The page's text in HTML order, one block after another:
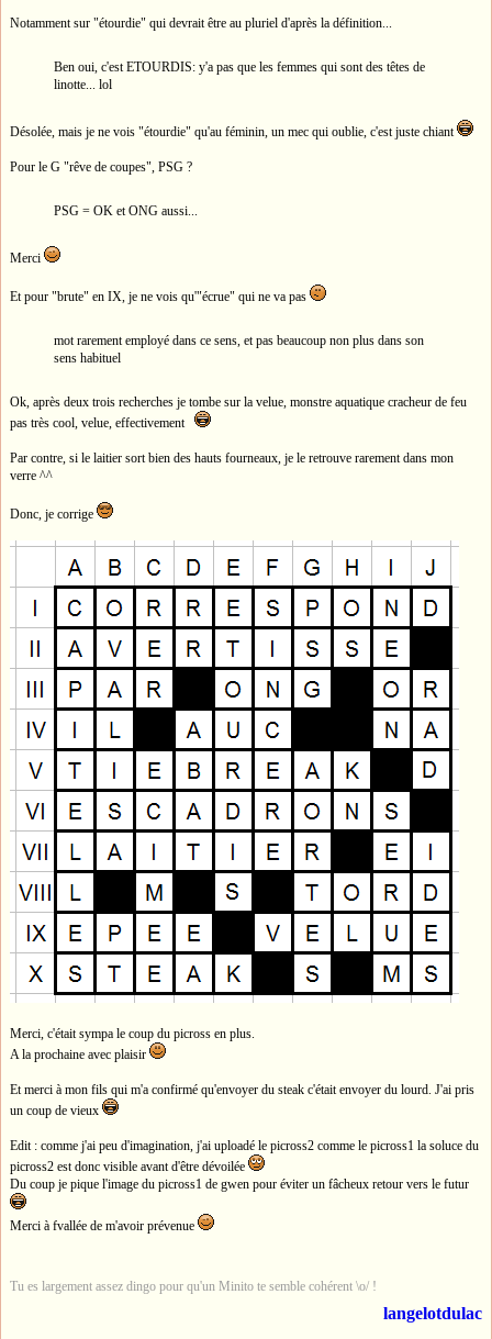
Notamment sur "étourdie" qui devrait être au pluriel d'après la définition...
Ben oui, c'est ETOURDIS: y'a pas que les femmes qui sont des têtes de
linotte... lol
Désolée, mais je ne vois "étourdie" qu'au féminin, un mec qui oublie, c'est juste chiant
Pour le G "rêve de coupes", PSG ?
PSG = OK et ONG aussi...
Merci
Et pour "brute" en IX, je ne vois qu'"écrue" qui ne va pas
mot rarement employé dans ce sens, et pas beaucoup non plus dans son
sens habituel
Ok, après deux trois recherches je tombe sur la velue, monstre aquatique cracheur de feu
pas très cool, velue, effectivement
Par contre, si le laitier sort bien des hauts fourneaux, je le retrouve rarement dans mon
verre ^^
Donc, je corrige
Merci, c'était sympa le coup du picross en plus.
A la prochaine avec plaisir
Et merci à mon fils qui m'a confirmé qu'envoyer du steak c'était envoyer du lourd. J'ai pris
un coup de vieux
Edit : comme j'ai peu d'imagination, j'ai uploadé le picross2 comme le picross1 la soluce du
picross2 est donc visible avant d'être dévoilée
Du coup je pique l'image du picross1 de gwen pour éviter un fâcheux retour vers le futur
Merci à fvallée de m'avoir prévenue
Tu es largement assez dingo pour qu'un Minito te semble cohérent \o/ !
langelotdulac